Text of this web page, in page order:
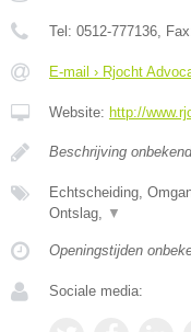
Tel: 0512-777136 ,
E-mail › Rjocht
Website: http://
Beschrijving onbekend
Echtscheiding,
Ontslag,
▼
Openingstijden
Sociale media: